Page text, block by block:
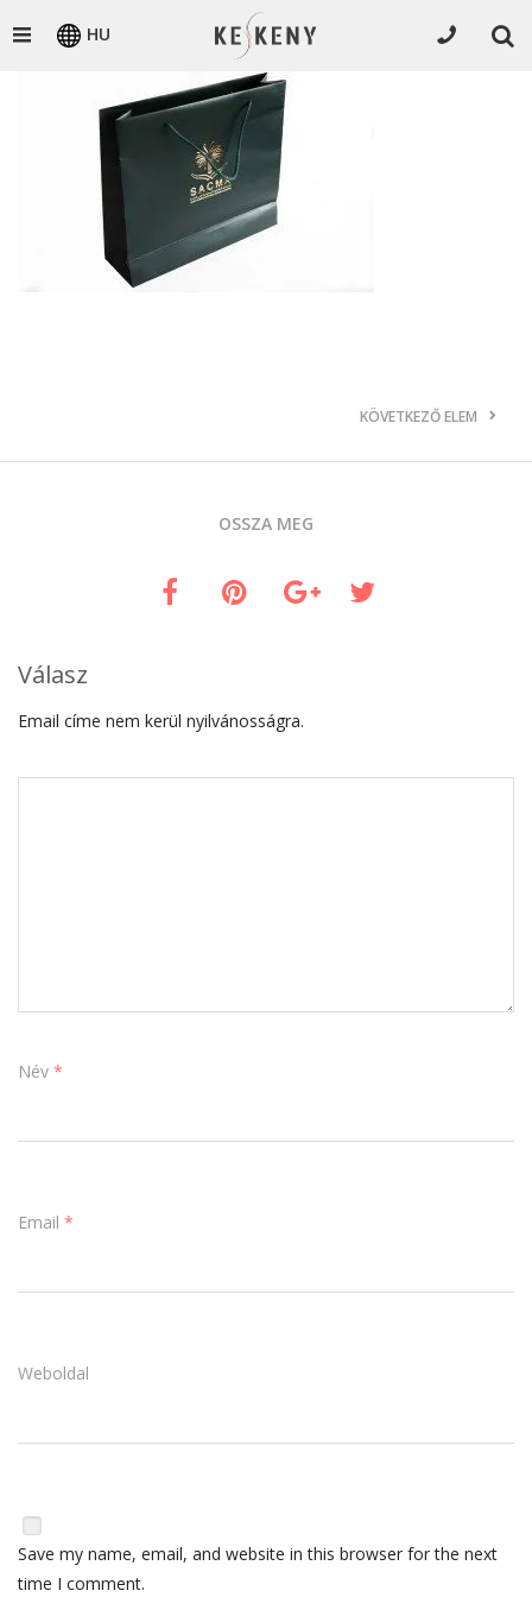
HU
KÖVETKEZŐ ELEM
OSSZA MEG
Válasz
Email címe nem kerül nyilvánosságra.
Név *
Email *
Weboldal
Save my name, email, and website in this browser for the next
time I comment.